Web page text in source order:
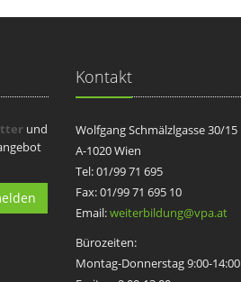
und
Kontakt
Wolfgang Schmälzlgasse 30/15
A-1020 Wien
Tel: 01/99 71 695
Fax: 01/99 71 695 10
Email:weiterbildung@vpa.at
Bürozeiten:
Montag-Donnerstag 9:00-14:00